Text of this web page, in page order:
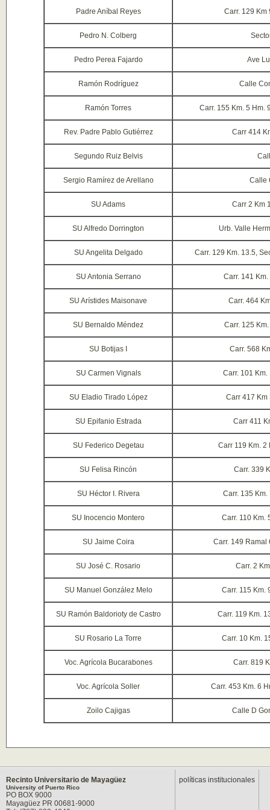
Padre Aníbal Reyes Carr. 129 Km
Pedro N. Colberg
Pedro Perea Fajardo Ave
Ramón Rodríguez Calle
Ramón Torres Carr. 155 Km. 5 Hm.
Rev. Padre Pablo Gutiérrez Carr 414
Segundo Ruiz Belvis
Sergio Ramírez de Arellano Calle
SU Adams Carr 2 Km
SU Alfredo Dorrington Urb. Valle
SU Angelita Delgado Carr. 129 Km. 13.5,
SU Antonia Serrano Carr. 141
SU Arístides Maisonave Carr. 464
SU Bernaldo Méndez Carr. 125
SU Botijas I Carr. 568
SU Carmen Vignals Carr. 101
SU Eladio Tirado López Carr 417 Km
SU Epifanio Estrada Carr 411
SU Federico Degetau Carr 119 Km. 2
SU Felisa Rincón Carr. 339
SU Héctor I. Rivera Carr. 135 Km.
SU Inocencio Montero Carr. 110 Km.
SU Jaime Coira Carr. 149 Ramal
SU José C. Rosario Carr. 2
SU Manuel González Melo Carr. 115 Km.
SU Ramón Baldorioty de Castro Carr. 119 Km.
SU Rosario La Torre Carr. 10 Km.
Voc. Agrícola Bucarabones Carr. 819
Voc. Agrícola Soller Carr. 453 Km. 6
Zoilo Cajigas Calle D
Recinto Universitario de Mayagüez
University of Puerto Rico
PO BOX 9000
Mayagüez PR 00681-9000
políticas institucionales